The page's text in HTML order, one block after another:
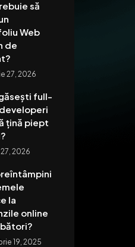
să
Web
de
27, 2026
full-
țină piept
27, 2026
la
online
19, 2025